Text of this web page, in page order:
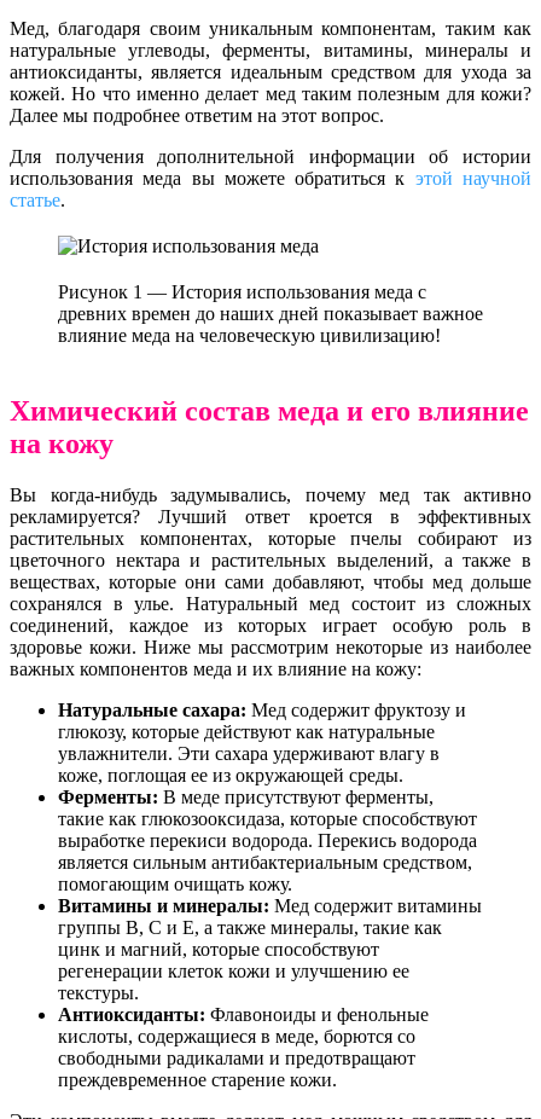
Мед, благодаря своим уникальным компонентам, таким как
натуральные углеводы, ферменты, витамины, минералы и
антиоксиданты, является идеальным средством для ухода за
кожей. Но что именно делает мед таким полезным для кожи?
Далее мы подробнее ответим на этот вопрос.
Для получения дополнительной информации об истории
использования меда вы можете обратиться к этой научной
статье.
Рисунок 1 — История использования меда с
древних времен до наших дней показывает важное
влияние меда на человеческую цивилизацию!
Химический состав меда и его влияние
на кожу
Вы когда-нибудь задумывались, почему мед так активно
рекламируется? Лучший ответ кроется в эффективных
растительных компонентах, которые пчелы собирают из
цветочного нектара и растительных выделений, а также в
веществах, которые они сами добавляют, чтобы мед дольше
сохранялся в улье. Натуральный мед состоит из сложных
соединений, каждое из которых играет особую роль в
здоровье кожи. Ниже мы рассмотрим некоторые из наиболее
важных компонентов меда и их влияние на кожу:
Натуральные сахара: Мед содержит фруктозу и
глюкозу, которые действуют как натуральные
увлажнители. Эти сахара удерживают влагу в
коже, поглощая ее из окружающей среды.
Ферменты: В меде присутствуют ферменты,
такие как глюкозооксидаза, которые способствуют
выработке перекиси водорода. Перекись водорода
является сильным антибактериальным средством,
помогающим очищать кожу.
Витамины и минералы: Мед содержит витамины
группы B, C и E, а также минералы, такие как
цинк и магний, которые способствуют
регенерации клеток кожи и улучшению ее
текстуры.
Антиоксиданты: Флавоноиды и фенольные
кислоты, содержащиеся в меде, борются со
свободными радикалами и предотвращают
преждевременное старение кожи.